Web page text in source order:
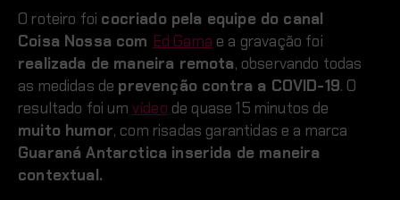
O roteiro foi cocriado pela equipe do canal
Coisa Nossa com Ed Gama e a gravação foi
realizada de maneira remota, observando todas
as medidas de prevenção contra a COVID-19. O
resultado foi um vídeo de quase 15 minutos de
muito humor, com risadas garantidas e a marca
Guaraná Antarctica inserida de maneira
contextual.